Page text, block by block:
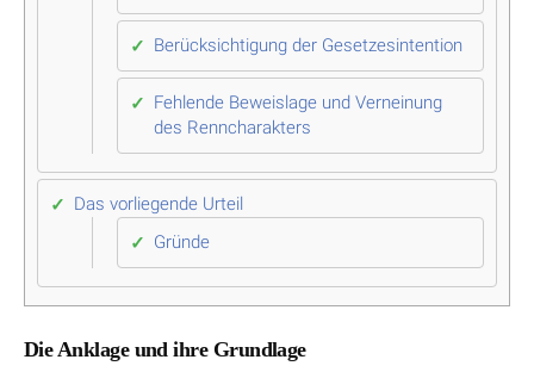
Berücksichtigung der Gesetzesintention
Fehlende Beweislage und Verneinung
des Renncharakters
Das vorliegende Urteil
Gründe
Die Anklage und ihre Grundlage